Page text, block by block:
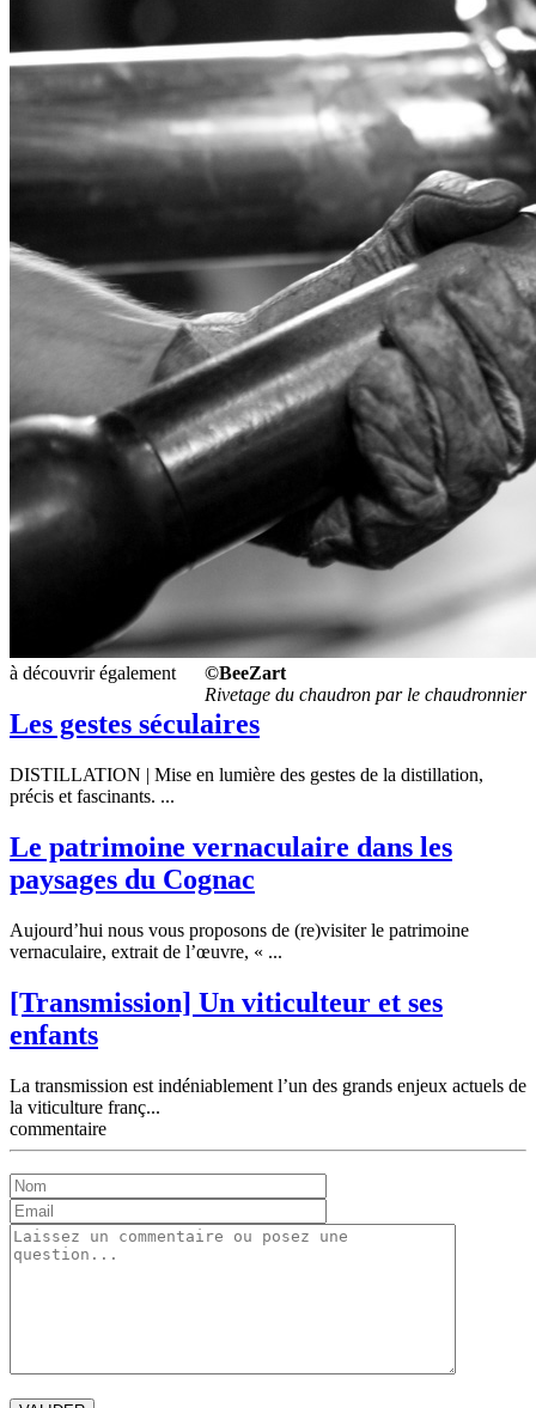
©BeeZart
Rivetage du chaudron par le chaudronnier
à découvrir également
Les gestes séculaires
DISTILLATION | Mise en lumière des gestes de la distillation,
précis et fascinants. ...
Le patrimoine vernaculaire dans les
paysages du Cognac
Aujourd’hui nous vous proposons de (re)visiter le patrimoine
vernaculaire, extrait de l’œuvre, « ...
[Transmission] Un viticulteur et ses
enfants
La transmission est indéniablement l’un des grands enjeux actuels de
la viticulture franç...
commentaire